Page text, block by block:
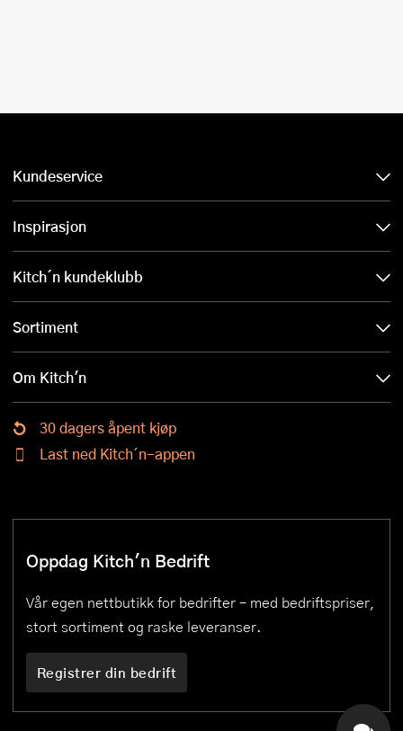
Kundeservice
Inspirasjon
Kitch´n kundeklubb
Sortiment
Om Kitch'n
30 dagers åpent kjøp
Last ned Kitch´n-appen
Oppdag Kitch'n Bedrift
Vår egen nettbutikk for bedrifter – med bedriftspriser,
stort sortiment og raske leveranser.
Registrer din bedrift